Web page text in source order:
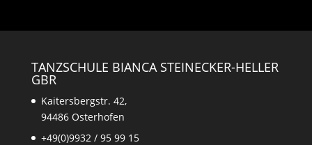
TANZSCHULE BIANCA STEINECKER-HELLER
GBR
Kaitersbergstr. 42,
94486 Osterhofen
+49(0)9932 / 95 99 15